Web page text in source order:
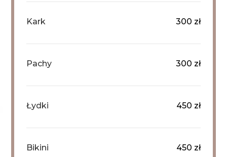
Kark 300 zł
Pachy 300 zł
Łydki 450 zł
Bikini 450 zł